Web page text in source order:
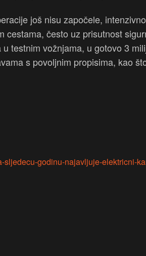
još nisu započele,
cestama, često uz prisutnost
testnim vožnjama, u gotovo 3
s povoljnim propisima, kao
sljedecu-godinu-najavljuje-elektricni-